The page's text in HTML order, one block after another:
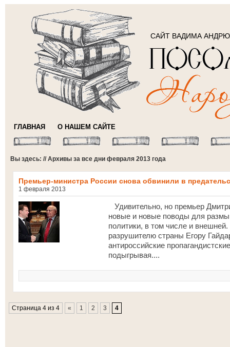
САЙТ ВАДИМА
ГЛАВНАЯ О НАШЕМ САЙТЕ
Вы здесь: // Архивы за все дни февраля 2013 года
Премьер-министра России снова обвинили в
1 февраля 2013
Удивительно, но премьер
новые и новые поводы для
политики, в том числе и
разрушителю страны Егору
антироссийские
подыгрывая....
Страница 4 из 4 « 1 2 3 4